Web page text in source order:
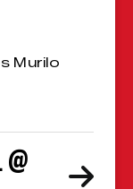
Murilo